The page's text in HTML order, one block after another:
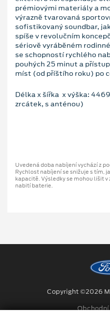
prémiovými materiály a
výrazně tvarovaná
sofistikovaný soundbar,
spíše v revolučním
sériově vyráběném
se schopností rychlého
pouhých 25 minut a
míst (od příštího roku) po
Délka x šířka x výška:
zrcátek, s anténou)
Uvedená doba nabíjení vychází z
Rychlost nabíjení se snižuje s tím,
kapacitě. Výsledky se mohou lišit
nabití baterie.
Copyright ©2026